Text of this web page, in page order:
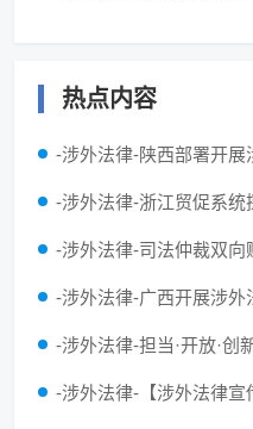
热点内容
-涉外法律-陕西部署开展
-涉外法律-浙江贸促系统
-涉外法律-司法仲裁双向
-涉外法律-广西开展涉外
-涉外法律-担当·开放·
-涉外法律-【涉外法律宣